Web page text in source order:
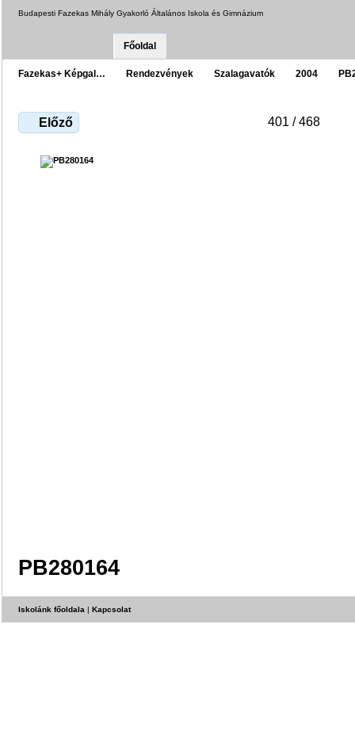
Budapesti Fazekas Mihály Gyakorló Általános Iskola és Gimnázium
Főoldal
Fazekas+ Képgal… Rendezvények Szalagavatók 2004
Előző 401 / 468
PB280164
Iskolánk főoldala | Kapcsolat